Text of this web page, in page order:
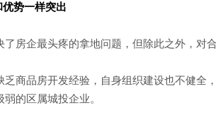
势一样突出
了房企最头疼的拿地问题，但除此之外，对
乏商品房开发经验，自身组织建设也不健
的区属城投企业。